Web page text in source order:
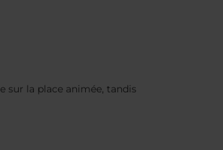
sur la place animée, tandis